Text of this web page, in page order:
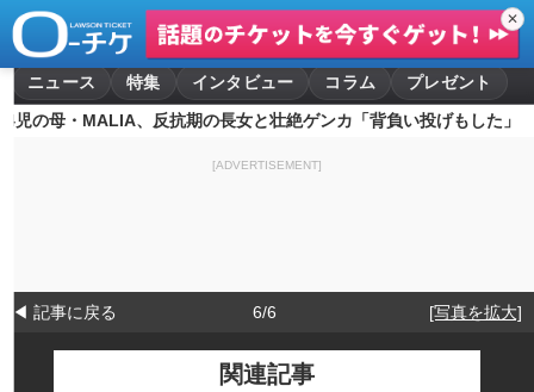
✕
ニュース 特集 インタビュー コラム
プレゼント
4児の母・MALIA、反抗期の長女と壮絶ゲンカ「背負い投げもした」
[ADVERTISEMENT]
◀ 記事に戻る 6/6 [写真を拡大]
関連記事